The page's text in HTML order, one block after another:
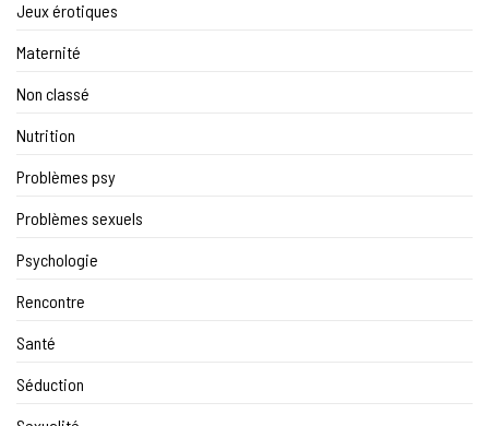
Jeux érotiques
Maternité
Non classé
Nutrition
Problèmes psy
Problèmes sexuels
Psychologie
Rencontre
Santé
Séduction